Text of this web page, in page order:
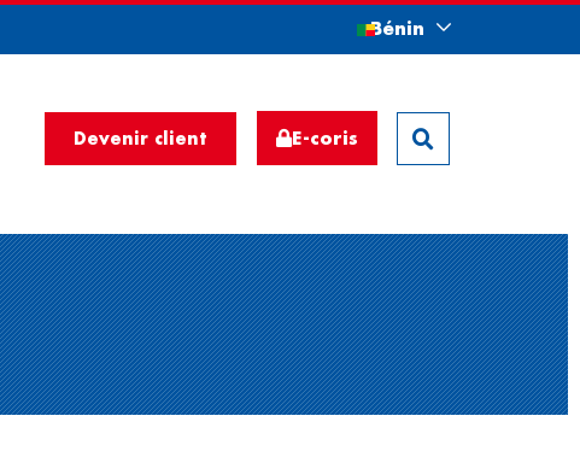
Bénin
Devenir client E-coris